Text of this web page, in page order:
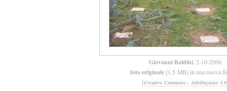
Giovanni Baldini, 2-10-2006
foto originale [1,5 MB] in una nuova
[Creative Commons - Attribuzione 3.0